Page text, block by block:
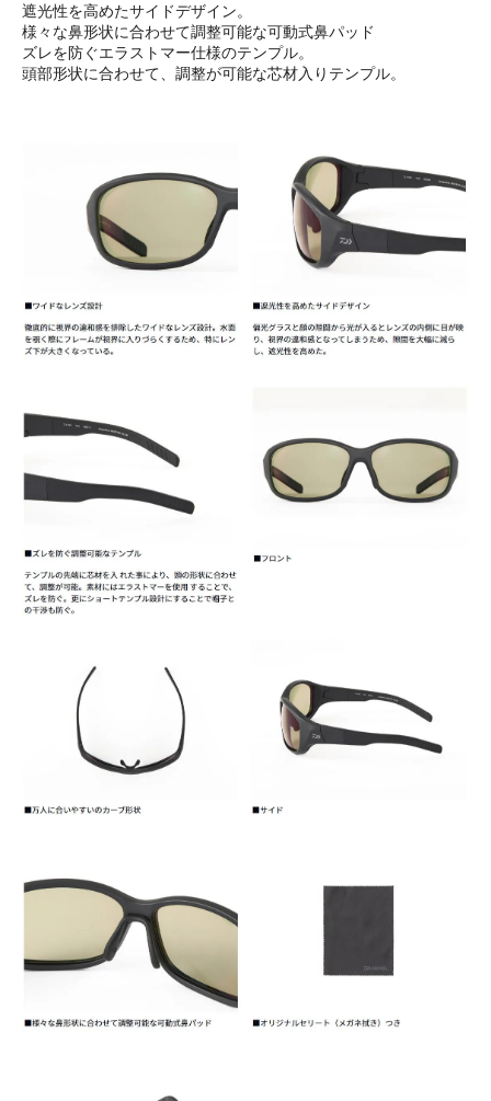
遮光性を高めたサイドデザイン。
様々な鼻形状に合わせて調整可能な可動式鼻パッド
ズレを防ぐエラストマー仕様のテンプル。
頭部形状に合わせて、調整が可能な芯材入りテンプル。